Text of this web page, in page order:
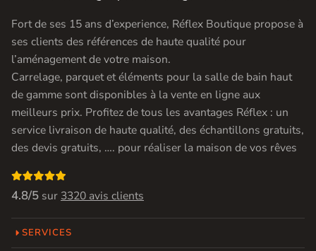
Fort de ses 15 ans d’experience, Réflex Boutique propose à
ses clients des références de haute qualité pour
l’aménagement de votre maison.
Carrelage, parquet et éléments pour la salle de bain haut
de gamme sont disponibles à la vente en ligne aux
meilleurs prix. Profitez de tous les avantages Réflex : un
service livraison de haute qualité, des échantillons gratuits,
des devis gratuits, …. pour réaliser la maison de vos rêves

4.8/5 sur 3320 avis clients
SERVICES